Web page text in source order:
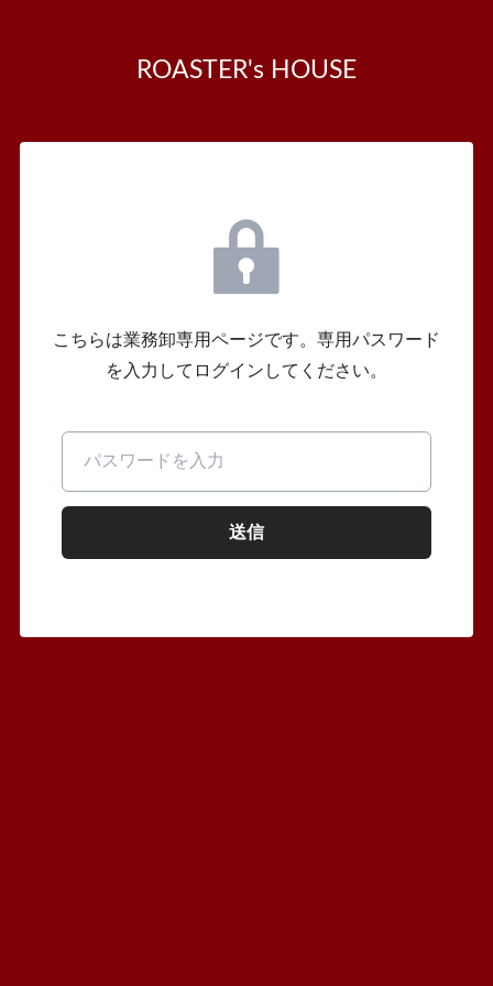
ROASTER's HOUSE
こちらは業務卸専用ページです。専用パスワード
を入力してログインしてください。